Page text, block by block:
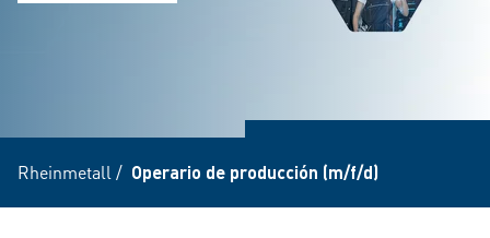
Rheinmetall / Operario de producción (m/f/d)